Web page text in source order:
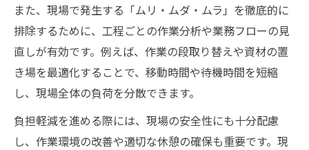
また、現場で発生する「ムリ・ムダ・ムラ」を徹底的に
排除するために、工程ごとの作業分析や業務フローの見
直しが有効です。例えば、作業の段取り替えや資材の置
き場を最適化することで、移動時間や待機時間を短縮
し、現場全体の負荷を分散できます。
負担軽減を進める際には、現場の安全性にも十分配慮
し、作業環境の改善や適切な休憩の確保も重要です。現